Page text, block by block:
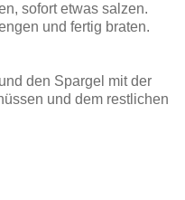
sofort etwas salzen.
und fertig braten.
den Spargel mit der
und dem restlichen